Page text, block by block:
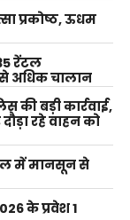
प्रकोष्ठ, ऊधम
रेंटल
अधिक चालान
की बड़ी कार्रवाई,
रहे वाहन को
में मानसून से
के प्रवेश 1